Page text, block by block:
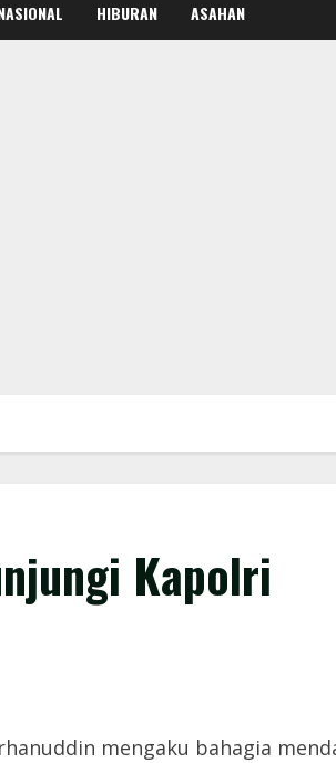
HIBURAN ASAHAN
Kapolri
mengaku bahagia